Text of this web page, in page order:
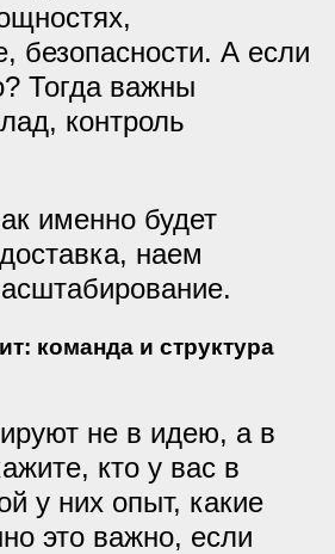
безопасности. А если
Тогда важны
контроль
именно будет
наем
команда и структура
не в идею, а в
кто у вас в
у них опыт, какие
это важно, если